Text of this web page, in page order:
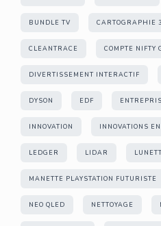
BUNDLE TV CARTOGRAPHIE
CLEANTRACE COMPTE NIFTY
DIVERTISSEMENT INTERACTIF
DYSON EDF
INNOVATION INNOVATIONS
LEDGER LIDAR
MANETTE PLAYSTATION FUTURISTE
NEO QLED NETTOYAGE